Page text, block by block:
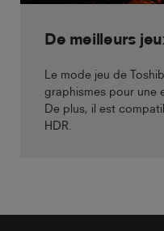
De meilleurs
Le mode jeu de
graphismes pour une
De plus, il est
HDR.